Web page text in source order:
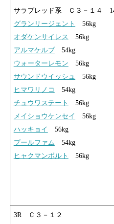
サラブレッド系 Ｃ３－１４
グランリージェント
56kg
オダケンサイレス
56kg
アルマケルブ 54kg
ウォーターレモン 56kg
サウンドウイッシュ
56kg
ヒマワリノコ
54kg
チュウワステート
56kg
メイショウケンセイ
56kg
ハッキョイ
56kg
プールファム 54kg
ヒャクマンボルト
56kg
3R Ｃ３－１２